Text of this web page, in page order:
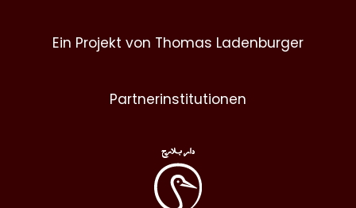
Ein Projekt von Thomas Ladenburger
Partnerinstitutionen